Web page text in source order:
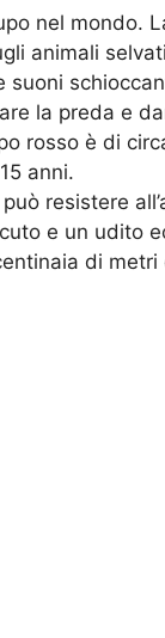
nel mondo.
animali
la preda e
rosso è di
anni.
resistere
e un udito
di metri